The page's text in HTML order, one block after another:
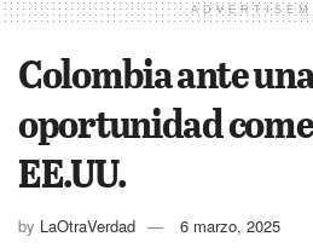
Colombia ante
oportunidad
EE.UU.
by LaOtraVerdad 6 marzo, 2025